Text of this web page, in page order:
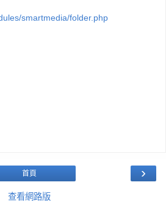
smartmedia/folder.php
›
首頁
查看網路版